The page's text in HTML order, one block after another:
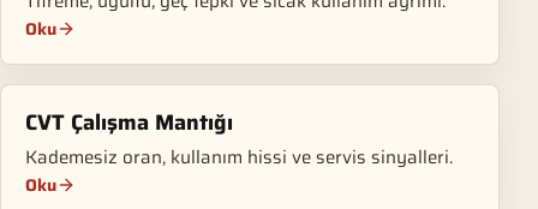
Oku
CVT Çalışma Mantığı
Kademesiz oran, kullanım hissi ve servis sinyalleri.
Oku